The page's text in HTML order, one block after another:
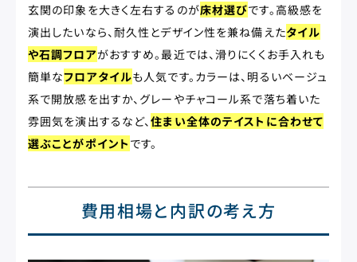
玄関の印象を大きく左右するのが床材選びです。高級感を
演出したいなら、耐久性とデザイン性を兼ね備えたタイル
や石調フロアがおすすめ。最近では、滑りにくくお手入れも
簡単なフロアタイルも人気です。カラーは、明るいベージュ
系で開放感を出すか、グレーやチャコール系で落ち着いた
雰囲気を演出するなど、住まい全体のテイストに合わせて
選ぶことがポイント です。
費用相場と内訳の考え方